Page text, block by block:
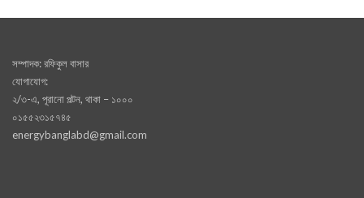
সম্পাদক: রফিকুল বাসার
যোগাযোগ:
২/৩-এ, পূরানো পল্টন, থাকা – ১০০০
০১৫৫২৩১৫৭৪৫
energybanglabd@gmail.com